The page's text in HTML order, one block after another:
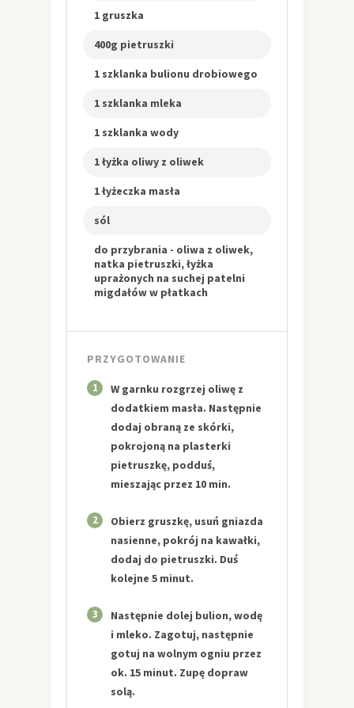
1 gruszka
400g pietruszki
1 szklanka bulionu drobiowego
1 szklanka mleka
1 szklanka wody
1 łyżka oliwy z oliwek
1 łyżeczka masła
sól
do przybrania - oliwa z oliwek,
natka pietruszki, łyżka
uprażonych na suchej patelni
migdałów w płatkach
PRZYGOTOWANIE
1
W garnku rozgrzej oliwę z
dodatkiem masła. Następnie
dodaj obraną ze skórki,
pokrojoną na plasterki
pietruszkę, podduś,
mieszając przez 10 min.
2
Obierz gruszkę, usuń gniazda
nasienne, pokrój na kawałki,
dodaj do pietruszki. Duś
kolejne 5 minut.
3
Następnie dolej bulion, wodę
i mleko. Zagotuj, następnie
gotuj na wolnym ogniu przez
ok. 15 minut. Zupę dopraw
solą.